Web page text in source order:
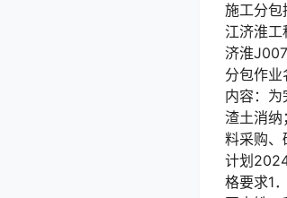
施工分包
江济淮
济淮
分包作
内容：为
渣土消纳
料采购、
计划
格要求1